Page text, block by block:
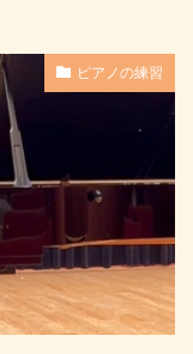
ピアノの練習